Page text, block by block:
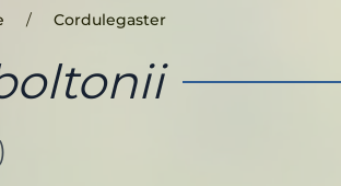
Cordulegaster